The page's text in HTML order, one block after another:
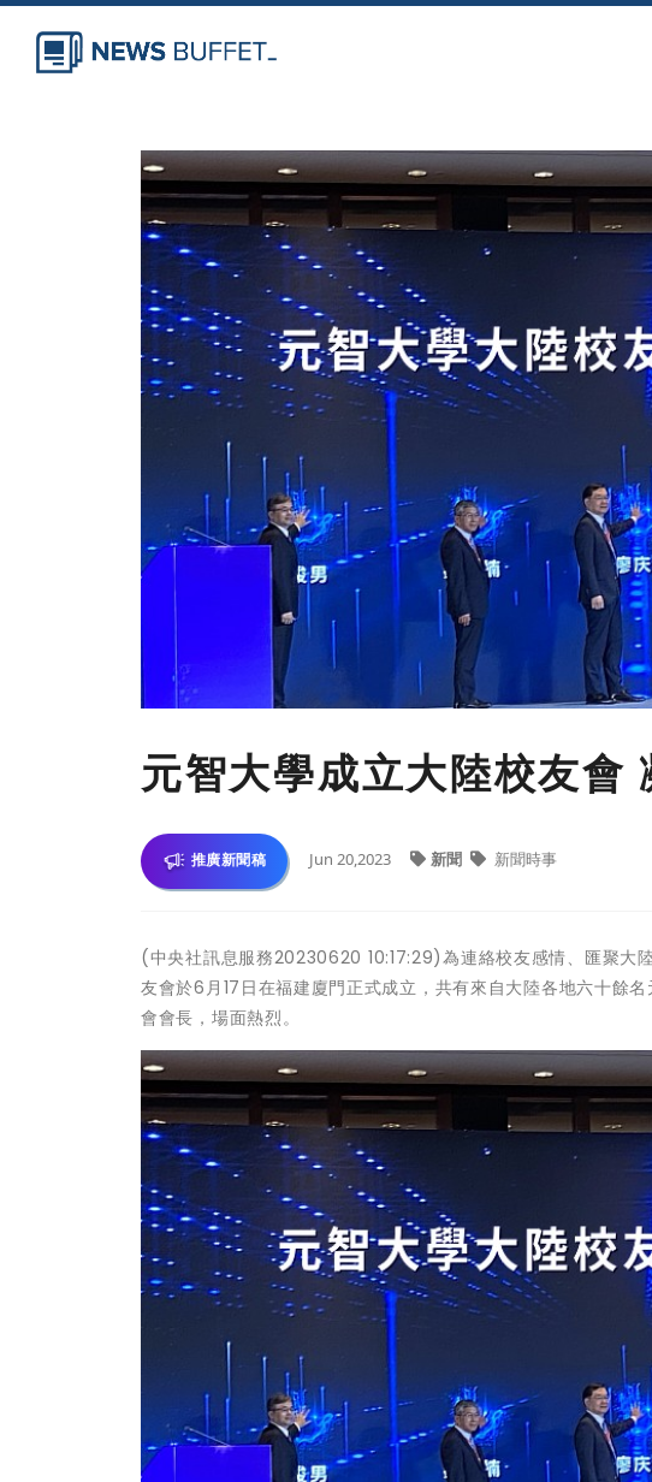
元智大學成立大陸校友會
推廣新聞稿 Jun 20,2023 新聞 新聞時事
(中央社訊息服務20230620 10:17:29)為連絡校友感情、匯聚大
友會於6月17日在福建廈門正式成立，共有來自大陸各地六十餘
會會長，場面熱烈。